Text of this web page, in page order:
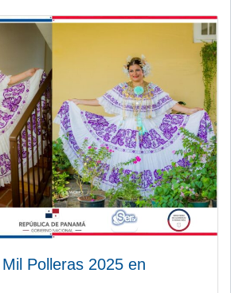
Polleras 2025 en